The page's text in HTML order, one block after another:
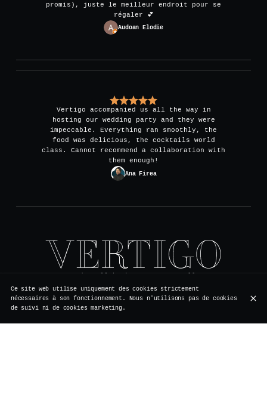
promis), juste le meilleur endroit pour se
régaler 💕
Audoan Elodie
Vertigo accompanied us all the way in
hosting our wedding party and they were
impeccable. Everything ran smoothly, the
food was delicious, the cocktails world
class. Cannot recommend a collaboration with
them enough!
Ana Firea
Rue de Rollebeek 7, 1000 Bruxelles
+32 2 511 95 17
Ce site web utilise uniquement des cookies strictement
nécessaires à son fonctionnement. Nous n'utilisons pas de cookies
de suivi ni de cookies marketing.